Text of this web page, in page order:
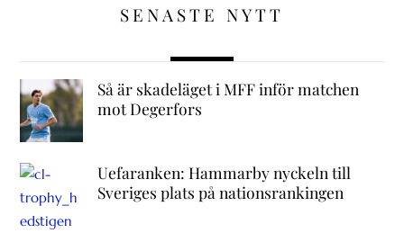
SENASTE NYTT
Så är skadeläget i MFF inför matchen
mot Degerfors
Uefaranken: Hammarby nyckeln till
Sveriges plats på nationsrankingen